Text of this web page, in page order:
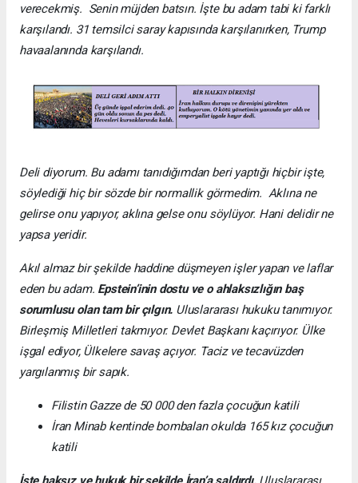
verecekmiş. Senin müjden batsın. İşte bu adam tabi ki farklı
karşılandı. 31 temsilci saray kapısında karşılanırken, Trump
havaalanında karşılandı.
Deli diyorum. Bu adamı tanıdığımdan beri yaptığı hiçbir işte,
söylediği hiç bir sözde bir normallik görmedim. Aklına ne
gelirse onu yapıyor, aklına gelse onu söylüyor. Hani delidir ne
yapsa yeridir.
Akıl almaz bir şekilde haddine düşmeyen işler yapan ve laflar
eden bu adam. Epstein’inin dostu ve o ahlaksızlığın baş
sorumlusu olan tam bir çılgın. Uluslararası hukuku tanımıyor.
Birleşmiş Milletleri takmıyor. Devlet Başkanı kaçırıyor. Ülke
işgal ediyor, Ülkelere savaş açıyor. Taciz ve tecavüzden
yargılanmış bir sapık.
Filistin Gazze de 50 000 den fazla çocuğun katili
İran Minab kentinde bombalan okulda 165 kız çocuğun
katili